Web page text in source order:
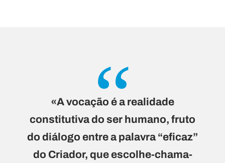
“
«A vocação é a realidade
constitutiva do ser humano, fruto
do diálogo entre a palavra “eficaz”
do Criador, que escolhe-chama-